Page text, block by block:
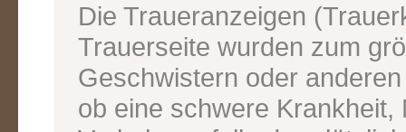
Die Traueranzeigen
Trauerseite wurden zum
Geschwistern oder
ob eine schwere Krankheit,